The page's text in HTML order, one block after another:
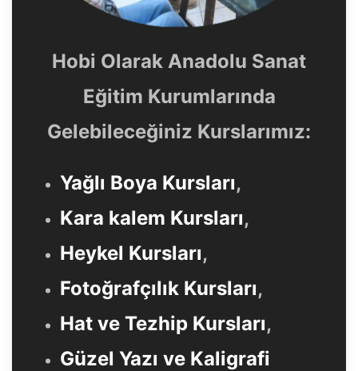
Hobi Olarak Anadolu Sanat
Eğitim Kurumlarında
Gelebileceğiniz Kurslarımız:
Yağlı Boya Kursları,
Kara kalem Kursları,
Heykel Kursları,
Fotoğrafçılık Kursları,
Hat ve Tezhip Kursları,
Güzel Yazı ve Kaligrafi